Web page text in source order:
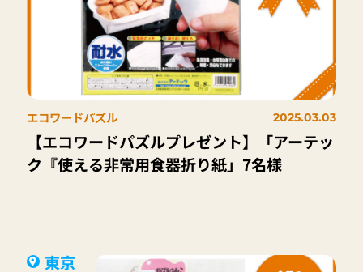
エコワードパズル 2025.03.03
【エコワードパズルプレゼント】「アーテッ
ク『使える非常用食器折り紙」7名様
東京